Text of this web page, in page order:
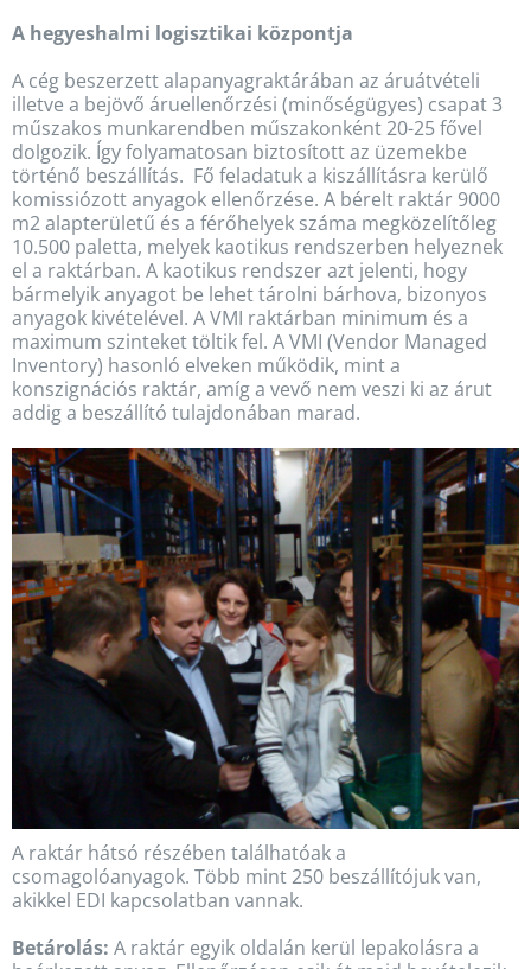
A hegyeshalmi logisztikai központja
A cég beszerzett alapanyagraktárában az áruátvételi
illetve a bejövő áruellenőrzési (minőségügyes) csapat 3
műszakos munkarendben műszakonként 20-25 fővel
dolgozik. Így folyamatosan biztosított az üzemekbe
történő beszállítás. Fő feladatuk a kiszállításra kerülő
komissiózott anyagok ellenőrzése. A bérelt raktár 9000
m2 alapterületű és a férőhelyek száma megközelítőleg
10.500 paletta, melyek kaotikus rendszerben helyeznek
el a raktárban. A kaotikus rendszer azt jelenti, hogy
bármelyik anyagot be lehet tárolni bárhova, bizonyos
anyagok kivételével. A VMI raktárban minimum és a
maximum szinteket töltik fel. A VMI (Vendor Managed
Inventory) hasonló elveken működik, mint a
konszignációs raktár, amíg a vevő nem veszi ki az árut
addig a beszállító tulajdonában marad.
A raktár hátsó részében találhatóak a
csomagolóanyagok. Több mint 250 beszállítójuk van,
akikkel EDI kapcsolatban vannak.
Betárolás: A raktár egyik oldalán kerül lepakolásra a